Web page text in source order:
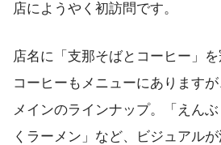
店にようやく初訪問です。
店名に「支那そばとコーヒー」を
コーヒーもメニューにあります
メインのラインナップ。「えん
くラーメン」など、ビジュアル